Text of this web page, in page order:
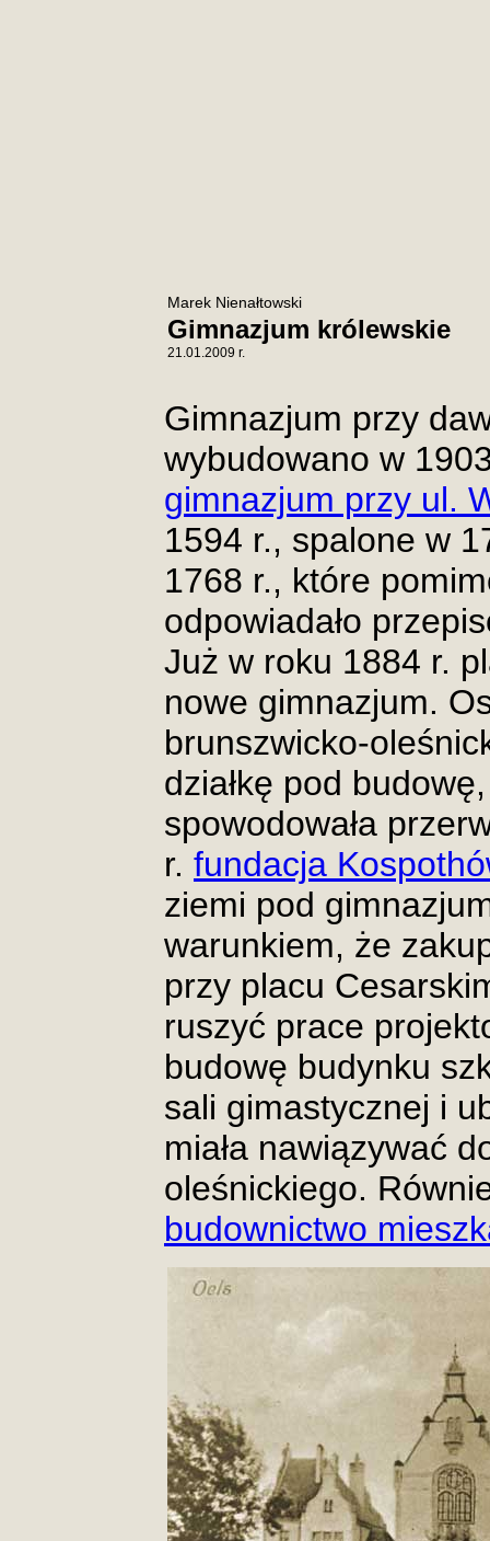
Marek Nienałtowski
Gimnazjum królewskie
21.01.2009 r.
Gimnazjum przy
wybudowano w
gimnazjum przy ul.
1594 r., spalone w
1768 r., które
odpowiadało
Już w roku 1884 r.
nowe gimnazjum.
brunszwicko-
działkę pod
spowodowała
r. fundacja
ziemi pod
warunkiem, że
przy placu
ruszyć prace
budowę budynku
sali gimastycznej i
miała nawiązywać
oleśnickiego.
budownictwo